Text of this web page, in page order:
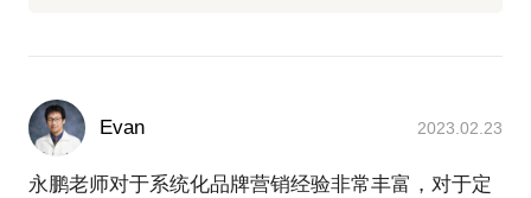
Evan 2023.02.23
永鹏老师对于系统化品牌营销经验非常丰富，对于定